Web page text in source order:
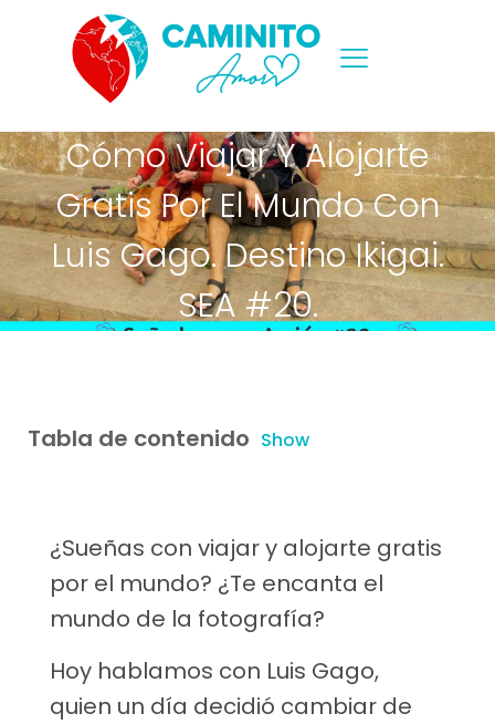
Cómo Viajar Y Alojarte
Gratis Por El Mundo Con
Luis Gago. Destino Ikigai.
SEA #20.
Tabla de contenido Show
¿Sueñas con viajar y alojarte gratis
por el mundo? ¿Te encanta el
mundo de la fotografía?
Hoy hablamos con Luis Gago,
quien un día decidió cambiar de